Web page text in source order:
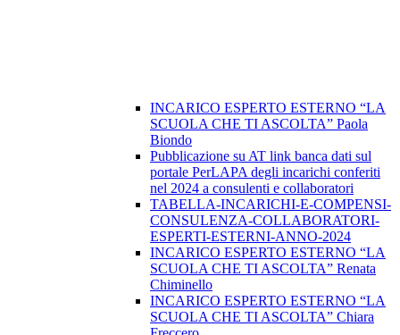
INCARICO ESPERTO ESTERNO “LA
SCUOLA CHE TI ASCOLTA” Paola
Biondo
Pubblicazione su AT link banca dati sul
portale PerLAPA degli incarichi conferiti
nel 2024 a consulenti e collaboratori
TABELLA-INCARICHI-E-COMPENSI-
CONSULENZA-COLLABORATORI-
ESPERTI-ESTERNI-ANNO-2024
INCARICO ESPERTO ESTERNO “LA
SCUOLA CHE TI ASCOLTA” Renata
Chiminello
INCARICO ESPERTO ESTERNO “LA
SCUOLA CHE TI ASCOLTA” Chiara